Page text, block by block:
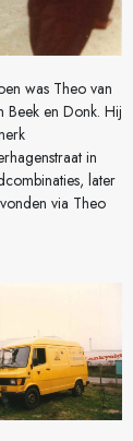
was Theo van
Beek en Donk. Hij
in
later
via Theo